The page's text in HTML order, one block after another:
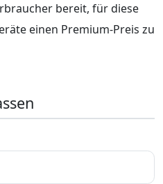
bereit, für diese
einen Premium-Preis zu